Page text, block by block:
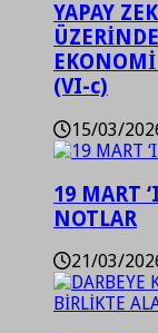
YAPAY
(VI-c)
15/03/
19 MART
NOTLAR
21/03/